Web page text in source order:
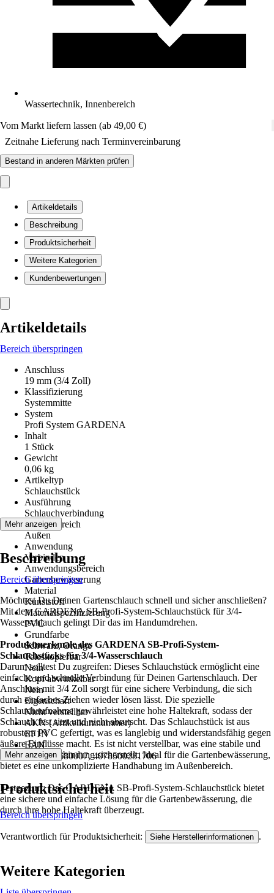
Wassertechnik, Innenbereich
Vom Markt liefern lassen (ab 49,00 €)
Zeitnahe Lieferung nach Terminvereinbarung
Bestand in anderen Märkten prüfen
Artikeldetails
Beschreibung
Produktsicherheit
Weitere Kategorien
Kundenbewertungen
Artikeldetails
Bereich überspringen
Anschluss
19 mm (3/4 Zoll)
Klassifizierung
Systemmitte
System
Profi System GARDENA
Inhalt
1 Stück
Gewicht
0,06 kg
Artikeltyp
Schlauchstück
Ausführung
Schlauchverbindung
Einsatzbereich
Außen
Anwendung
Verbinden
Anwendungsbereich
Gartenbewässerung
Material
Kunststoff
Materialspezifizierung
PVC
Grundfarbe
Schwarz, Orange
Teleskopierbar
Nein
Kopf abwinkelbar
Nein
Eigenschaft
Nicht verstellbar
AKN (Artikelkurznummer)
EF1N
EAN
2003204680007, 4078500281706
Mehr anzeigen
Beschreibung
Bereich überspringen
Möchtest Du Deinen Gartenschlauch schnell und sicher anschließen?
Mit dem GARDENA SB-Profi-System-Schlauchstück für 3/4-
Wasserschlauch gelingt Dir das im Handumdrehen.
Produktmerkmale des GARDENA SB-Profi-System-
Schlauchstücks für 3/4-Wasserschlauch
Darum solltest Du zugreifen: Dieses Schlauchstück ermöglicht eine
einfache und schnelle Verbindung für Deinen Gartenschlauch. Der
Anschluss mit 3/4 Zoll sorgt für eine sichere Verbindung, die sich
durch einfaches Ziehen wieder lösen lässt. Die spezielle
Schlauchaufnahme gewährleistet eine hohe Haltekraft, sodass der
Schlauch fest sitzt und nicht abrutscht. Das Schlauchstück ist aus
robustem PVC gefertigt, was es langlebig und widerstandsfähig gegen
äußere Einflüsse macht. Es ist nicht verstellbar, was eine stabile und
zuverlässige Verbindung sicherstellt. Ideal für die Gartenbewässerung,
bietet es eine unkomplizierte Handhabung im Außenbereich.
Festgezurrt: Das GARDENA SB-Profi-System-Schlauchstück bietet
eine sichere und einfache Lösung für die Gartenbewässerung, die
durch ihre hohe Haltekraft überzeugt.
Mehr anzeigen
Produktsicherheit
Bereich überspringen
Verantwortlich für Produktsicherheit: Siehe Herstellerinformationen .
Weitere Kategorien